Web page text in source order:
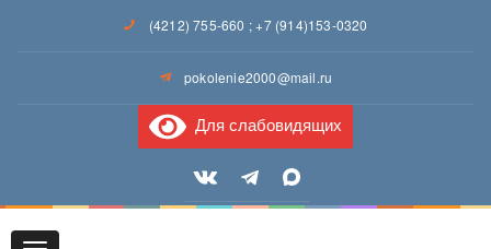
(4212) 755-660 ;+7 (914)153-0320
pokolenie2000@mail.ru
Для слабовидящих